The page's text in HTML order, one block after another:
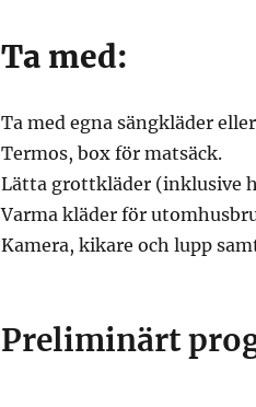
Ta med:
Ta med egna sängkläder
Termos, box för matsäck.
Lätta grottkläder (inklusive
Varma kläder för
Kamera, kikare och lupp
Preliminärt